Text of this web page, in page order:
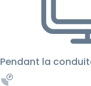
Pendant la